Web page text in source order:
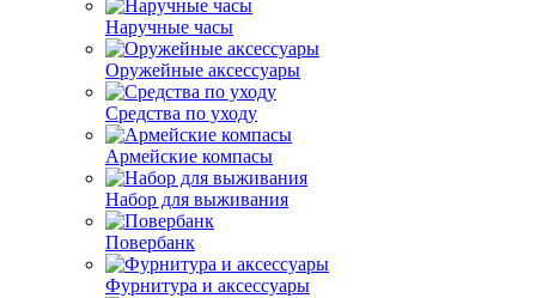
Наручные часы
Оружейные аксессуары
Средства по уходу
Армейские компасы
Набор для выживания
Повербанк
Фурнитура и аксессуары